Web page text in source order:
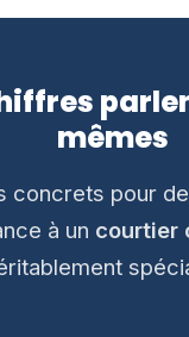
mêmes
concrets pour
à un courtier